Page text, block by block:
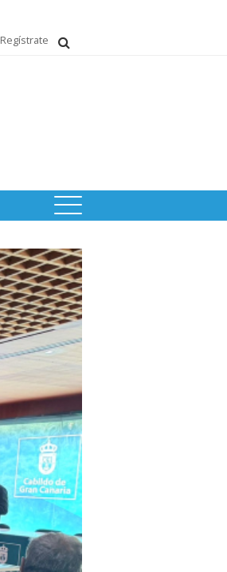
Regístrate